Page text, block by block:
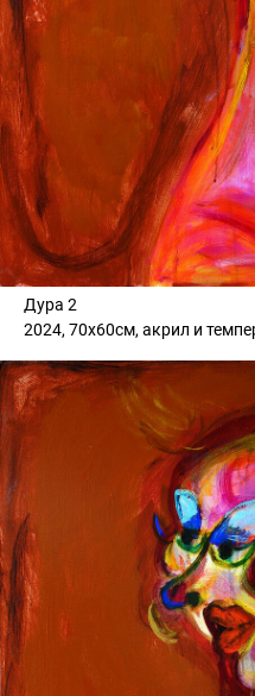
Дура 2
2024, 70х60см, акрил и